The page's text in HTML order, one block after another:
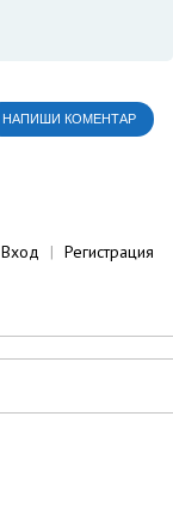
НАПИШИ КОМЕНТАР
Вход | Регистрация